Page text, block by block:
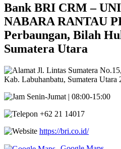
Bank BRI CRM –
NABARA RANTAU
Perbaungan, Bilah
Sumatera Utara
Jl. Lintas Sumatera
Kab. Labuhanbatu, Sumatera Utara
Senin-Jumat | 08:00-15:00
+62 21 14017
https://bri.co.id/